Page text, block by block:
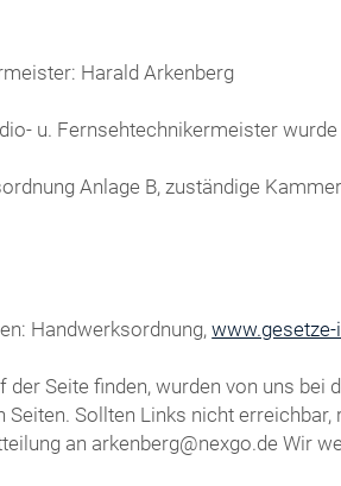
Harald Arkenberg
u. Fernsehtechnikermeister
Anlage B, zuständige
Handwerksordnung,
der Seite finden, wurden von uns
Seiten. Sollten Links nicht
an arkenberg@nexgo.de Wir